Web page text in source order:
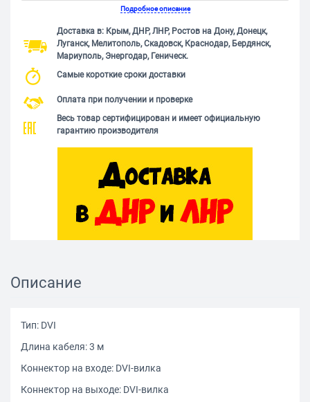
Подробное описание
Доставка в: Крым, ДНР, ЛНР, Ростов на Дону, Донецк,
Луганск, Мелитополь, Скадовск, Краснодар, Бердянск,
Мариуполь, Энергодар, Геническ.
Самые короткие сроки доставки
Оплата при получении и проверке
Весь товар сертифицирован и имеет официальную
гарантию производителя
Описание
Тип: DVI
Длина кабеля: 3 м
Коннектор на входе: DVI-вилка
Коннектор на выходе: DVI-вилка